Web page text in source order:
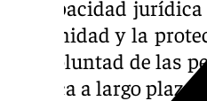
su capacidad
la dignidad y la
a la voluntad de las
jurídica a largo